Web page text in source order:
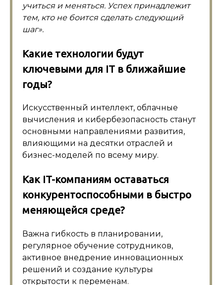
учиться и меняться. Успех принадлежит
тем, кто не боится сделать следующий
шаг».
Какие технологии будут
ключевыми для IT в ближайшие
годы?
Искусственный интеллект, облачные
вычисления и кибербезопасность станут
основными направлениями развития,
влияющими на десятки отраслей и
бизнес-моделей по всему миру.
Как IT-компаниям оставаться
конкурентоспособными в быстро
меняющейся среде?
Важна гибкость в планировании,
регулярное обучение сотрудников,
активное внедрение инновационных
решений и создание культуры
открытости к переменам.